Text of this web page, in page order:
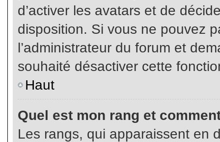
d’activer les avatars et de
disposition. Si vous ne pouvez
l’administrateur du forum et
souhaité désactiver cette
Haut
Quel est mon rang et
Les rangs, qui apparaissent en